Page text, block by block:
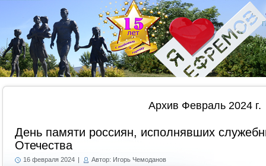
Архив Февраль 2024 г.
День памяти россиян, исполнявших
Отечества
16 февраля 2024 | Автор: Игорь Чемоданов